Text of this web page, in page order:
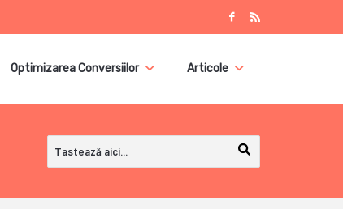
Optimizarea Conversiilor Articole